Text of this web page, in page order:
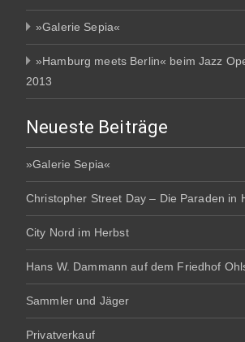
»Galerie Sepia«
»Hamburg meets Berlin« beim Jazz
2013
Neueste Beiträge
»Galerie Sepia«
Christopher Street Day – Die Paraden in
City Nord im Herbst
Hans W. Dammann auf dem Friedhof
Sammler und Jäger
Privatverkauf